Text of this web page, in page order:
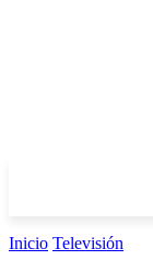
Inicio Televisión